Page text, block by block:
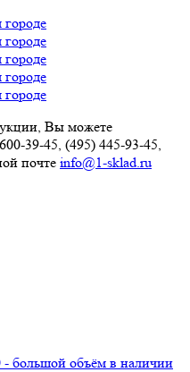
Вы можете
39-45, (495) 445-93-45,
почте info@1-sklad.ru
большой объём в наличии